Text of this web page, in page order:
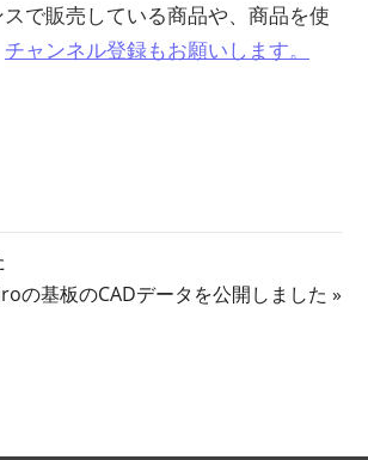
で販売している商品や、商品を使
チャンネル登録もお願いします。
の基板のCADデータを公開しました